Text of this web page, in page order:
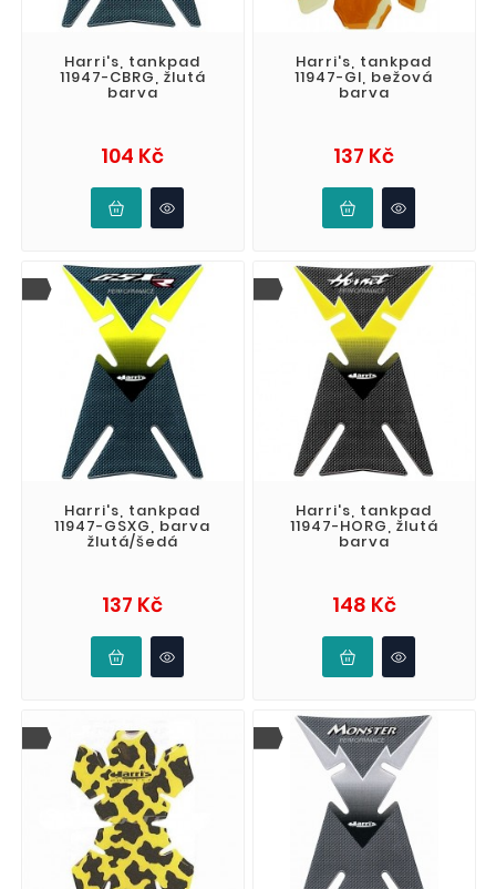
Harri's, tankpad
11947-CBRG, žlutá
barva
104 KčCena
Harri's, tankpad
11947-GI, bežová
barva
137 KčCena
Harri's, tankpad
11947-GSXG, barva
žlutá/šedá
137 KčCena
Harri's, tankpad
11947-HORG, žlutá
barva
148 KčCena